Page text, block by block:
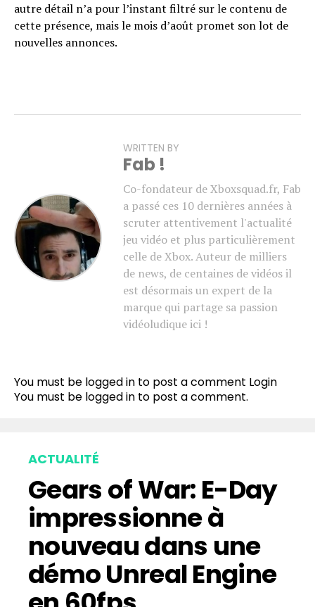
autre détail n’a pour l’instant filtré sur le contenu de
cette présence, mais le mois d’août promet son lot de
nouvelles annonces.
WRITTEN BY
Fab !
Co-fondateur de Xboxsquad.fr, Fab
a passé ces 10 dernières années à
scruter attentivement l'actualité
jeu vidéo et plus particulièrement
celle de Xbox. Auteur de milliers
de news, de centaines de vidéos il
est désormais un expert de la
marque qui partage sa passion
vidéoludique ici !
You must be logged in to post a comment Login
You must be logged in to post a comment.
ACTUALITÉ
Gears of War: E-Day
impressionne à
nouveau dans une
démo Unreal Engine